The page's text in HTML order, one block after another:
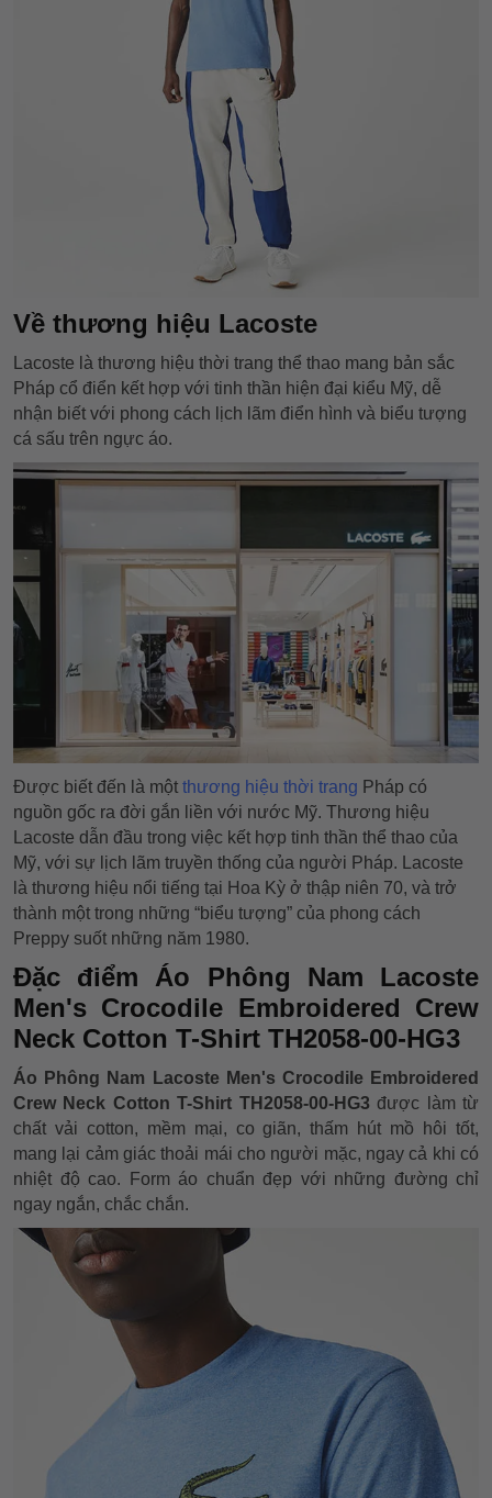
Về thương hiệu Lacoste
Lacoste là thương hiệu thời trang thể thao mang bản sắc
Pháp cổ điển kết hợp với tinh thần hiện đại kiểu Mỹ, dễ
nhận biết với phong cách lịch lãm điển hình và biểu tượng
cá sấu trên ngực áo.
Được biết đến là một thương hiệu thời trang Pháp có
nguồn gốc ra đời gắn liền với nước Mỹ. Thương hiệu
Lacoste dẫn đầu trong việc kết hợp tinh thần thể thao của
Mỹ, với sự lịch lãm truyền thống của người Pháp. Lacoste
là thương hiệu nổi tiếng tại Hoa Kỳ ở thập niên 70, và trở
thành một trong những “biểu tượng” của phong cách
Preppy suốt những năm 1980.
Đặc điểm Áo Phông Nam Lacoste
Men's Crocodile Embroidered Crew
Neck Cotton T-Shirt TH2058-00-HG3
Áo Phông Nam Lacoste Men's Crocodile Embroidered
Crew Neck Cotton T-Shirt TH2058-00-HG3 được làm từ
chất vải cotton, mềm mại, co giãn, thấm hút mồ hôi tốt,
mang lại cảm giác thoải mái cho người mặc, ngay cả khi có
nhiệt độ cao. Form áo chuẩn đẹp với những đường chỉ
ngay ngắn, chắc chắn.